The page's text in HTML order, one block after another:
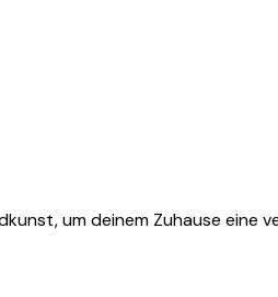
um deinem Zuhause eine